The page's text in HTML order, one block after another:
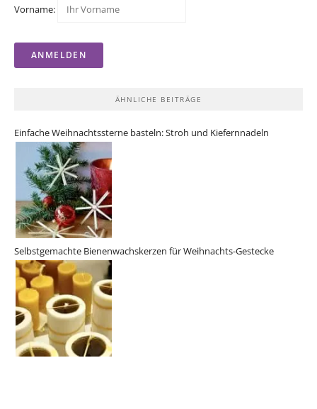
Vorname:
ÄHNLICHE BEITRÄGE
Einfache Weihnachtssterne basteln: Stroh und Kiefernnadeln
Selbstgemachte Bienenwachskerzen für Weihnachts-Gestecke